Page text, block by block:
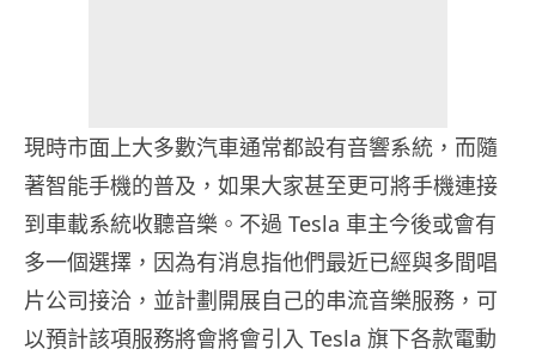
現時市面上大多數汽車通常都設有音響系統，而隨
著智能手機的普及，如果大家甚至更可將手機連接
到車載系統收聽音樂。不過 Tesla 車主今後或會有
多一個選擇，因為有消息指他們最近已經與多間唱
片公司接洽，並計劃開展自己的串流音樂服務，可
以預計該項服務將會將會引入 Tesla 旗下各款電動